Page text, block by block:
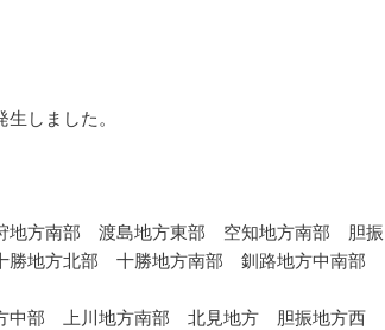
しました。
地方南部 渡島地方東部 空知地方南部 胆振
地方北部 十勝地方南部 釧路地方中南部
中部 上川地方南部 北見地方 胆振地方西